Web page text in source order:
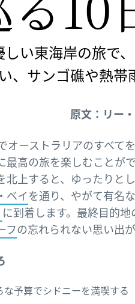
い東海岸の旅で
、サンゴ礁や熱帯
原文：リー
オーストラリアのすべて
最高の旅を楽しむことが
北上すると、ゆったりと
ベイを通り、やがて有名な
に到着します。最終目的地
フの忘れられない思い出
な予算でシドニーを満喫する